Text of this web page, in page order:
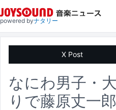
powered byナタリー
X Post
なにわ男子・
りで藤原丈一